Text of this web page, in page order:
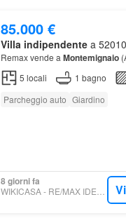
85.000 €
Villa indipendentea
Remax vende a Montemignaio
5 locali 1 bagno
Parcheggio auto Giardino
8 giorni fa